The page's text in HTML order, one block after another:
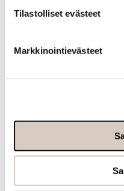
Tilastolliset evästeet
Markkinointievästeet
Muut ostivat myös